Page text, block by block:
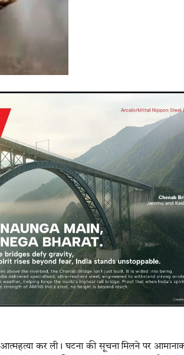
कर ली। घटना की सूचना मिलने पर